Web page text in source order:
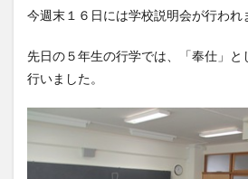
今週末１６日には学校説明会が行われ
先日の５年生の行学では、「奉仕」と
行いました。